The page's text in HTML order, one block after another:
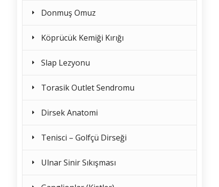
Donmuş Omuz
Köprücük Kemiği Kırığı
Slap Lezyonu
Torasik Outlet Sendromu
Dirsek Anatomi
Tenisci – Golfçü Dirseği
Ulnar Sinir Sıkışması